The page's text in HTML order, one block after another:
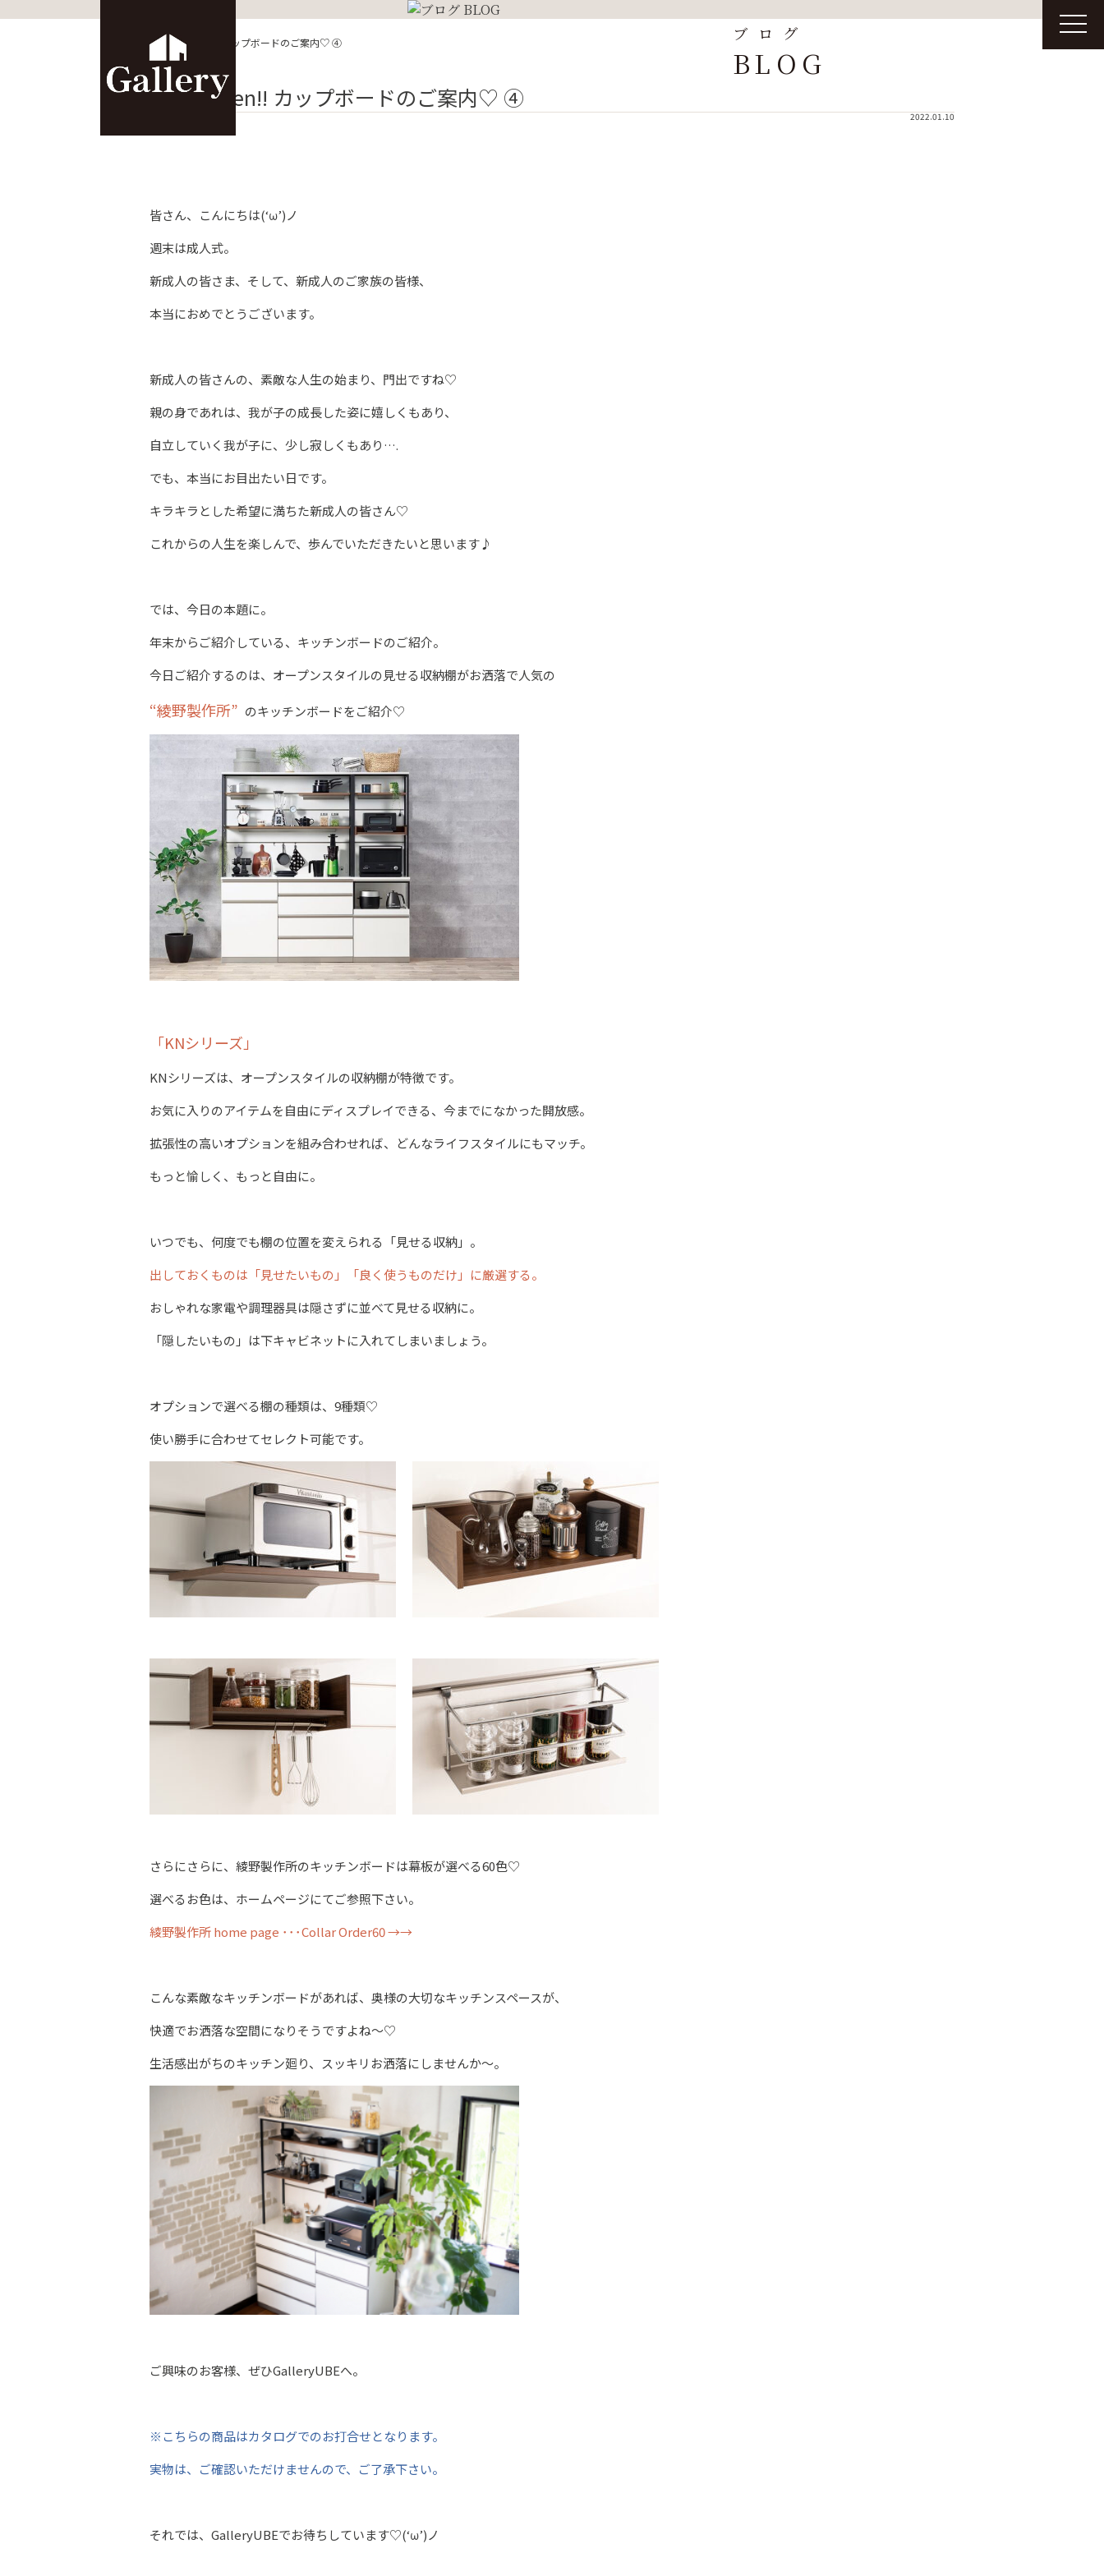
ブログ
BLOG
t
o
ブログ >Kitchen‼ カップボードのご案内♡ ④
Kitchen‼ カップボードのご案内♡ ④
2022.01.10
皆さん、こんにちは(‘ω’)ノ
週末は成人式。
新成人の皆さま、そして、新成人のご家族の皆様、
本当におめでとうございます。
新成人の皆さんの、素敵な人生の始まり、門出ですね♡
親の身であれは、我が子の成長した姿に嬉しくもあり、
自立していく我が子に、少し寂しくもあり….
でも、本当にお目出たい日です。
キラキラとした希望に満ちた新成人の皆さん♡
これからの人生を楽しんで、歩んでいただきたいと思います♪
では、今日の本題に。
年末からご紹介している、キッチンボードのご紹介。
今日ご紹介するのは、オープンスタイルの見せる収納棚がお洒落で人気の
“綾野製作所” のキッチンボードをご紹介♡
「KNシリーズ」
KNシリーズは、オープンスタイルの収納棚が特徴です。
お気に入りのアイテムを自由にディスプレイできる、今までになかった開放感。
拡張性の高いオプションを組み合わせれば、どんなライフスタイルにもマッチ。
もっと愉しく、もっと自由に。
いつでも、何度でも棚の位置を変えられる「見せる収納」。
出しておくものは「見せたいもの」「良く使うものだけ」に厳選する。
おしゃれな家電や調理器具は隠さずに並べて見せる収納に。
「隠したいもの」は下キャビネットに入れてしまいましょう。
オプションで選べる棚の種類は、9種類♡
使い勝手に合わせてセレクト可能です。
さらにさらに、綾野製作所のキッチンボードは幕板が選べる60色♡
選べるお色は、ホームページにてご参照下さい。
綾野製作所 home page ･･･Collar Order60 →→
こんな素敵なキッチンボードがあれば、奥様の大切なキッチンスペースが、
快適でお洒落な空間になりそうですよね～♡
生活感出がちのキッチン廻り、スッキリお洒落にしませんか～。
ご興味のお客様、ぜひGalleryUBEへ。
※こちらの商品はカタログでのお打合せとなります。
実物は、ご確認いただけませんので、ご了承下さい。
それでは、GalleryUBEでお待ちしています♡(‘ω’)ノ